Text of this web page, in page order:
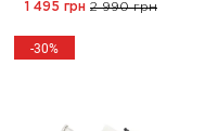
1 495 грн 2 990 грн
-30%